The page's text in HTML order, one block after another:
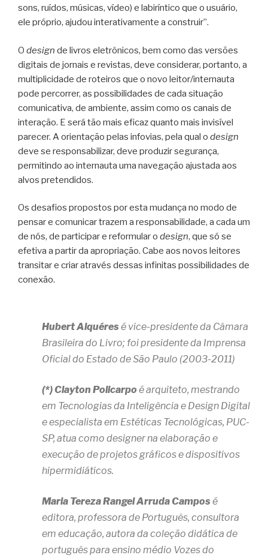
sons, ruídos, músicas, vídeo) e labiríntico que o usuário,
ele próprio, ajudou interativamente a construir”.
O design de livros eletrônicos, bem como das versões
digitais de jornais e revistas, deve considerar, portanto, a
multiplicidade de roteiros que o novo leitor/internauta
pode percorrer, as possibilidades de cada situação
comunicativa, de ambiente, assim como os canais de
interação. E será tão mais eficaz quanto mais invisível
parecer. A orientação pelas infovias, pela qual o design
deve se responsabilizar, deve produzir segurança,
permitindo ao internauta uma navegação ajustada aos
alvos pretendidos.
Os desafios propostos por esta mudança no modo de
pensar e comunicar trazem a responsabilidade, a cada um
de nós, de participar e reformular o design, que só se
efetiva a partir da apropriação. Cabe aos novos leitores
transitar e criar através dessas infinitas possibilidades de
conexão.
Hubert Alquéres é vice-presidente da Câmara
Brasileira do Livro; foi presidente da Imprensa
Oficial do Estado de São Paulo (2003-2011)
(*) Clayton Policarpo é arquiteto, mestrando
em Tecnologias da Inteligência e Design Digital
e especialista em Estéticas Tecnológicas, PUC-
SP, atua como designer na elaboração e
execução de projetos gráficos e dispositivos
hipermidiáticos.
Maria Tereza Rangel Arruda Campos é
editora, professora de Português, consultora
em educação, autora da coleção didática de
português para ensino médio Vozes do